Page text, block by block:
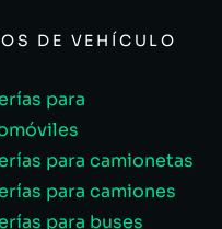
DE VEHÍCULO
para
para camionetas
para camiones
para buses